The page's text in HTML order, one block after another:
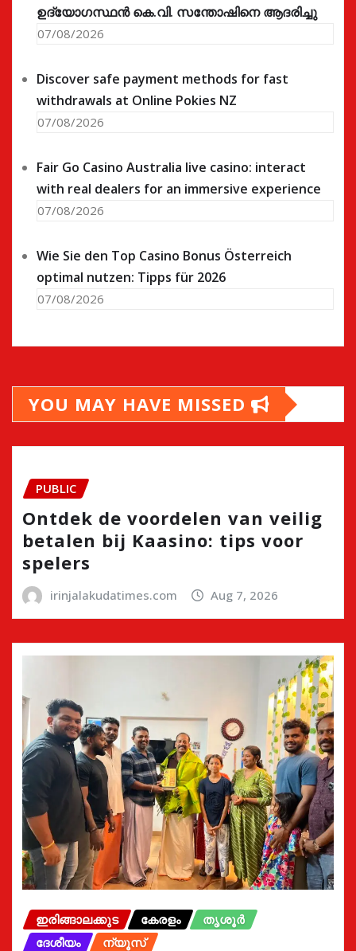
ഉദ്യോഗസ്ഥൻ കെ.വി. സന്തോഷിനെ ആദരിച്ചു
07/08/2026
Discover safe payment methods for fast
withdrawals at Online Pokies NZ
07/08/2026
Fair Go Casino Australia live casino: interact
with real dealers for an immersive experience
07/08/2026
Wie Sie den Top Casino Bonus Österreich
optimal nutzen: Tipps für 2026
07/08/2026
YOU MAY HAVE MISSED
PUBLIC
Ontdek de voordelen van veilig
betalen bij Kaasino: tips voor
spelers
irinjalakudatimes.com Aug 7, 2026
ഇരിങ്ങാലക്കുട കേരളം
തൃശൂർ
ദേശീയം
ന്യൂസ്